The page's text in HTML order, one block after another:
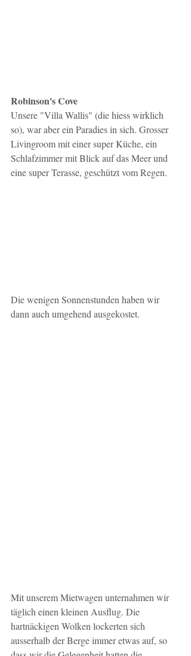
Robinson's Cove
Unsere "Villa Wallis" (die hiess wirklich
so), war aber ein Paradies in sich. Grosser
Livingroom mit einer super Küche, ein
Schlafzimmer mit Blick auf das Meer und
eine super Terasse, geschützt vom Regen.
​Die wenigen Sonnenstunden haben wir
dann auch umgehend ausgekostet.
Mit unserem Mietwagen unternahmen wir
täglich einen kleinen Ausflug. Die
hartnäckigen Wolken lockerten sich
ausserhalb der Berge immer etwas auf, so